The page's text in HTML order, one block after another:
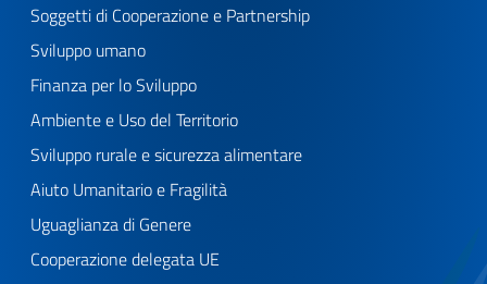
Soggetti di Cooperazione e Partnership
Sviluppo umano
Finanza per lo Sviluppo
Ambiente e Uso del Territorio
Sviluppo rurale e sicurezza alimentare
Aiuto Umanitario e Fragilità
Uguaglianza di Genere
Cooperazione delegata UE